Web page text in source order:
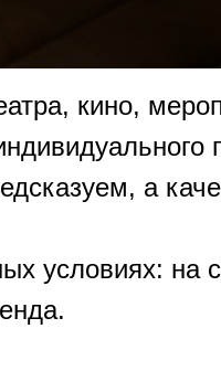
кино,
а
условиях: на